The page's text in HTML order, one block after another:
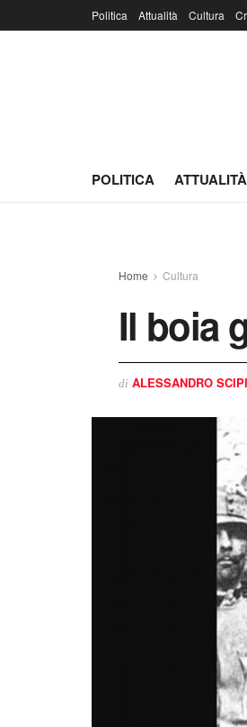
Politica Attualità Cultura
POLITICA ATTUALITÀ
Home Cultura
Il boia
di ALESSANDRO